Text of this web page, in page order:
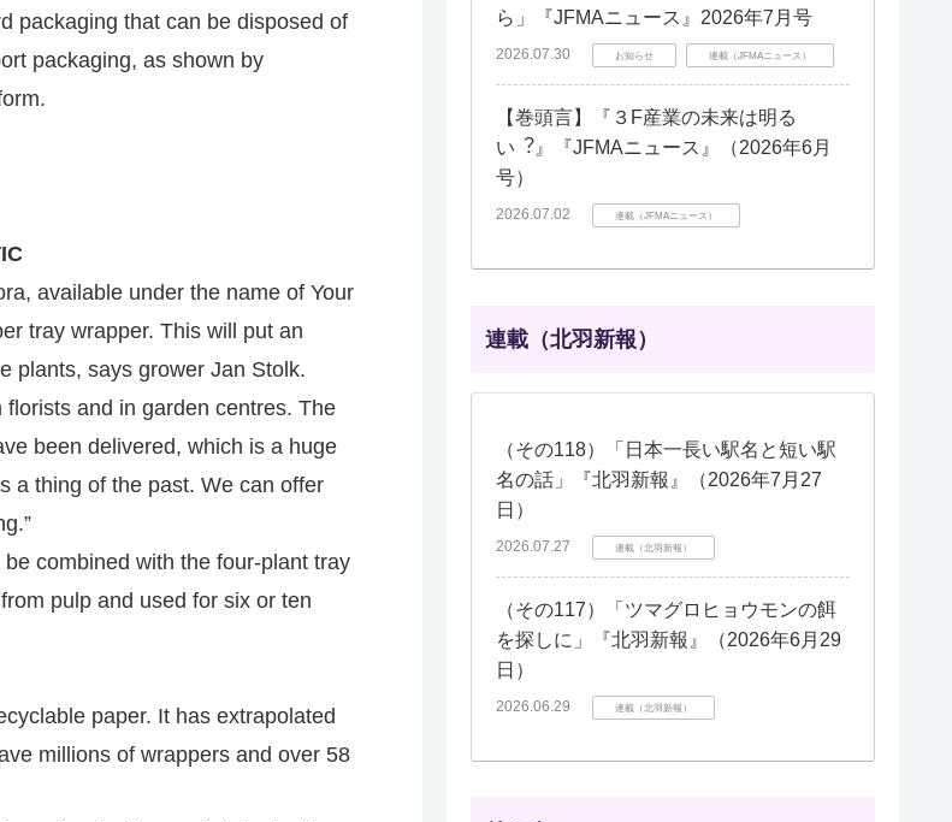
packaging that can be disposed of
packaging, as shown by
available under the name of Your
tray wrapper. This will put an
plants, says grower Jan Stolk.
and in garden centres. The
been delivered, which is a huge
a thing of the past. We can offer
combined with the four-plant tray
pulp and used for six or ten
paper. It has extrapolated
millions of wrappers and over 58
ら」『JFMAニュース』2026年7月号
2026.07.30 お知らせ 連載（JFMAニュース）
【巻頭言】『３F産業の未来は明る
い︖』『JFMAニュース』（2026年6月
号）
2026.07.02 連載（JFMAニュース）
連載（北羽新報）
（その118）「日本一長い駅名と短い駅
名の話」『北羽新報』（2026年7月27
日）
2026.07.27 連載（北羽新報）
（その117）「ツマグロヒョウモンの餌
を探しに」『北羽新報』（2026年6月29
日）
2026.06.29 連載（北羽新報）